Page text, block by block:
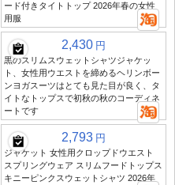
ード付きタイトトップ 2026年春の女性
用服
2,430 円
黒のスリムスウェットシャツジャケッ
ト、女性用ウエストを締めるヘリンボー
ンヨガスーツはとても見た目が良く、タ
イトなトップスで初秋の秋のコーディネ
ートです
2,793 円
ジャケット 女性用クロップドウエスト
スプリングウェア スリムフードトップス
キニーピンクスウェットシャツ 2026年